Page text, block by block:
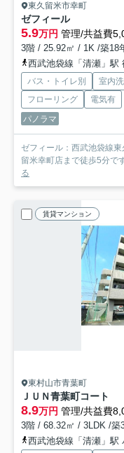
東久留米市幸町
ゼフィール
5.9万円 管理/共益費
3階 / 25.92㎡ / 1K /築18
西武池袋線「清瀬」駅
バス・トイレ別 室内
フローリング
電気有
パノラマ
ゼフィール：西武池袋線
留米幸町店まで徒歩5分で
る
賃貸マンション
東村山市青葉町
ＪＵＮ青葉町コート
8.9万円 管理/共益費
3階 / 68.32㎡ / 3LDK /築
西武池袋線「清瀬」駅